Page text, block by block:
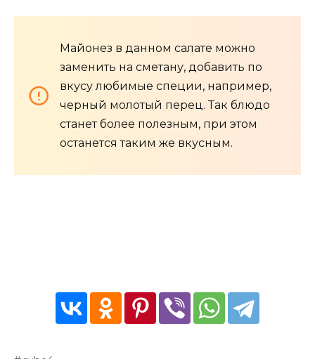
Майонез в данном салате можно
заменить на сметану, добавить по
вкусу любимые специи, например,
черный молотый перец. Так блюдо
станет более полезным, при этом
останется таким же вкусным.